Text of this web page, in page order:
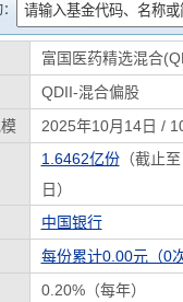
富国医药精选混合
QDII-混合偏股
2025年10月14日 /
1.6462亿份（截止
日）
中国银行
每份累计0.00元（0次
0.20%（每年）